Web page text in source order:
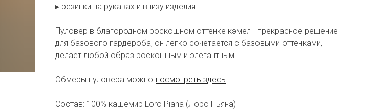
▸ резинки на рукавах и внизу изделия
Пуловер в благородном роскошном оттенке кэмел - прекрасное решение
для базового гардероба, он легко сочетается с базовыми оттенками,
делает любой образ роскошным и элегантным.
Обмеры пуловера можно посмотреть здесь
Состав: 100% кашемир Loro Piana (Лоро Пьяна)